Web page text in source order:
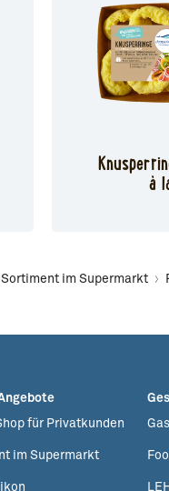
à
Sortiment im Supermarkt
für Privatkunden
im Supermarkt